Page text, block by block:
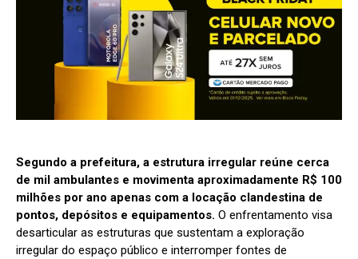
Segundo a prefeitura, a estrutura irregular reúne cerca
de mil ambulantes e movimenta aproximadamente R$ 100
milhões por ano apenas com a locação clandestina de
pontos, depósitos e equipamentos. O enfrentamento visa
desarticular as estruturas que sustentam a exploração
irregular do espaço público e interromper fontes de